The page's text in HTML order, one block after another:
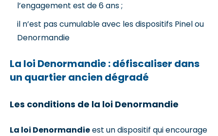
l’engagement est de 6 ans ;
il n’est pas cumulable avec les dispositifs Pinel ou
Denormandie
La loi Denormandie : défiscaliser dans
un quartier ancien dégradé
Les conditions de la loi Denormandie
La loi Denormandieest un dispositif qui encourage